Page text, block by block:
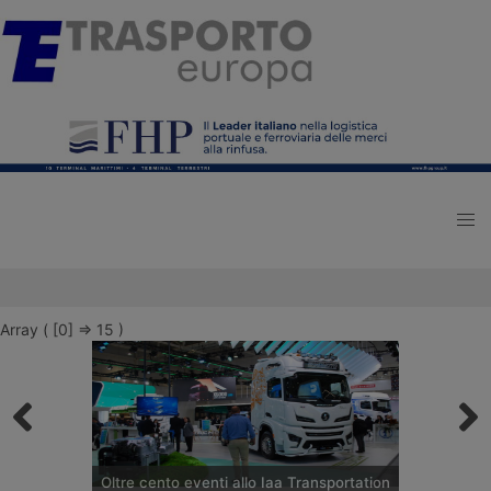
Array ( [0] => 15 )
Oltre cento eventi allo Iaa Transportation